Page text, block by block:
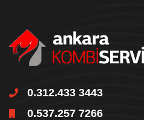
0.312.433 3443
0.537.257 7266